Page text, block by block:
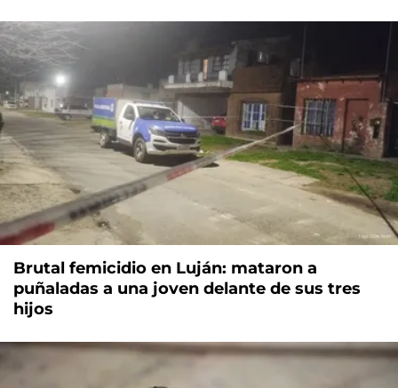
Brutal femicidio en Luján: mataron a
puñaladas a una joven delante de sus tres
hijos